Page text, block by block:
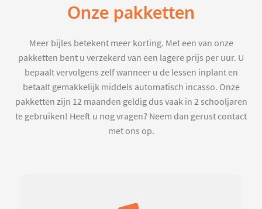
Onze pakketten
Meer bijles betekent meer korting. Met een van onze
pakketten bent u verzekerd van een lagere prijs per uur. U
bepaalt vervolgens zelf wanneer u de lessen inplant en
betaalt gemakkelijk middels automatisch incasso. Onze
pakketten zijn 12 maanden geldig dus vaak in 2 schooljaren
te gebruiken! Heeft u nog vragen? Neem dan gerust contact
met ons op.